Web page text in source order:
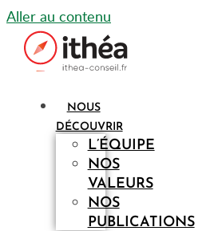
Aller au contenu
NOUS
DÉCOUVRIR
L’ÉQUIPE
NOS
VALEURS
NOS
PUBLICATIONS